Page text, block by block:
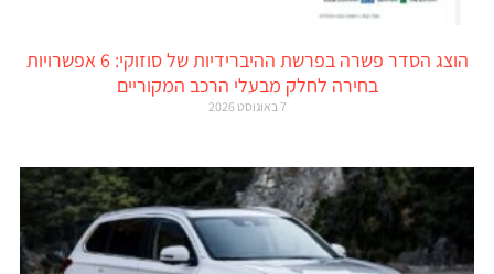
הוצג הסדר פשרה בפרשת ההיברידיות של סוזוקי: 6 אפשרויות
בחירה לחלק מבעלי הרכב המקוריים
7 באוגוסט 2026